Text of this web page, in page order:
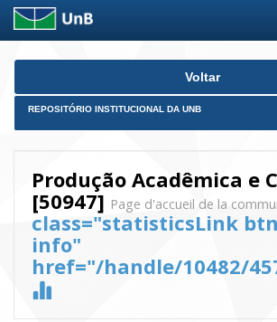
Skip
Voltar
REPOSITÓRIO INSTITUCIONAL DA UNB
Produção Acadêmica e
[50947] Page d'accueil de la
class="statisticsLink
info"
href="/handle/10482/